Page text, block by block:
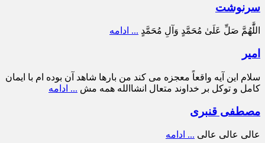
سرنوشت
اللَّٰهُمَّ صَلِّ عَلَىٰ مُحَمَّدٍ وَآلِ مُحَمَّدٍ ... ادامه
امیر
سلام این آیه واقعاً معجزه می کند من بارها شاهد آن بوده ام با ایمان
کامل و توکل بر خداوند متعال انشاالله همه مش ... ادامه
مصطفی قنبری
عالی عالی عالی ... ادامه